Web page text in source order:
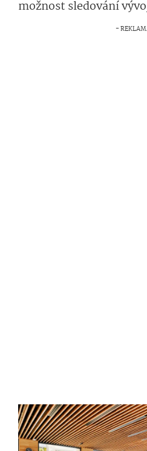
možnost sledování